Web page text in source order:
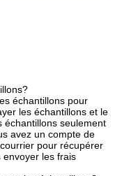
échantillons pour
les échantillons et le
échantillons seulement
avez un compte de
pour récupérer
envoyer les frais